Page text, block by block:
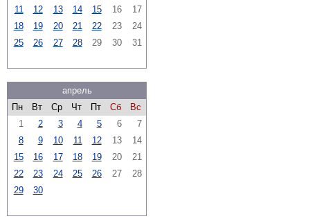
11
12 13 14 15 16
17
18
19 20 21 22 23
24
25
26 27 28 29 30 31
апрель
Пн
Вт Ср Чт Пт Сб
Вс
1
2 3 4 5 6
7
8
9 10 11 12 13
14
15
16 17 18 19 20
21
22
23 24 25 26 27
28
29
30